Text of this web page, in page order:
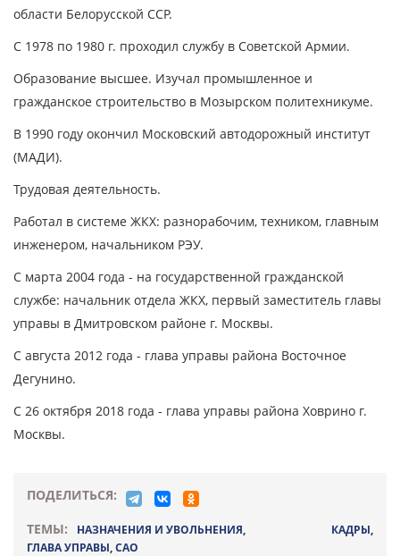
области Белорусской ССР.
С 1978 по 1980 г. проходил службу в Советской Армии.
Образование высшее. Изучал промышленное и
гражданское строительство в Мозырском политехникуме.
В 1990 году окончил Московский автодорожный институт
(МАДИ).
Трудовая деятельность.
Работал в системе ЖКХ: разнорабочим, техником, главным
инженером, начальником РЭУ.
С марта 2004 года - на государственной гражданской
службе: начальник отдела ЖКХ, первый заместитель главы
управы в Дмитровском районе г. Москвы.
С августа 2012 года - глава управы района Восточное
Дегунино.
С 26 октября 2018 года - глава управы района Ховрино г.
Москвы.
ПОДЕЛИТЬСЯ:
ТЕМЫ:
НАЗНАЧЕНИЯ И УВОЛЬНЕНИЯ, КАДРЫ,
ГЛАВА УПРАВЫ,САО